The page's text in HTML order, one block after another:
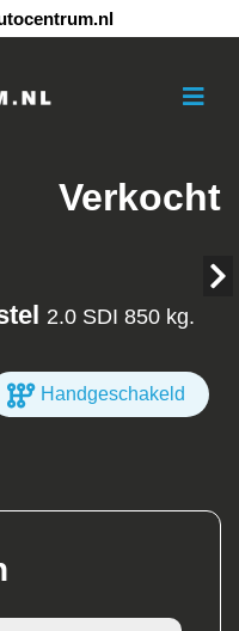
Verkocht
2.0 SDI 850 kg.
Handgeschakeld